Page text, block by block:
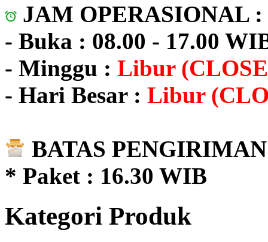
JAM OPERASIONAL :
- Buka : 08.00 - 17.00
- Minggu : Libur
- Hari Besar : Libur
BATAS
* Paket : 16.30 WIB
Kategori Produk